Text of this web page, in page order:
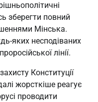
зберегти повний
Мінська.
яких несподіваних
лінії.
Конституції
жорсткіше реагує
проводити